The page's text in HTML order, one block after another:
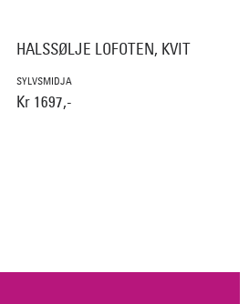
HALSSØLJE LOFOTEN, KVIT
SYLVSMIDJA
Kr 1697,-